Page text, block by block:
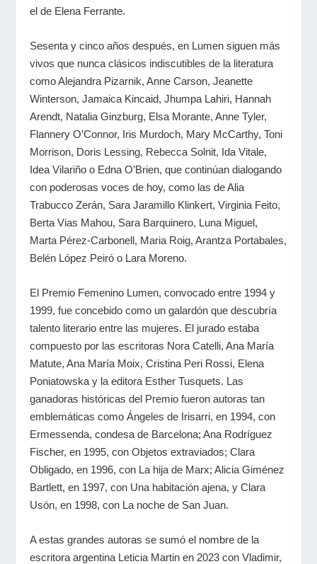
el de Elena Ferrante.
Sesenta y cinco años después, en Lumen siguen más
vivos que nunca clásicos indiscutibles de la literatura
como Alejandra Pizarnik, Anne Carson, Jeanette
Winterson, Jamaica Kincaid, Jhumpa Lahiri, Hannah
Arendt, Natalia Ginzburg, Elsa Morante, Anne Tyler,
Flannery O’Connor, Iris Murdoch, Mary McCarthy, Toni
Morrison, Doris Lessing, Rebecca Solnit, Ida Vitale,
Idea Vilariño o Edna O’Brien, que continúan dialogando
con poderosas voces de hoy, como las de Alia
Trabucco Zerán, Sara Jaramillo Klinkert, Virginia Feito,
Berta Vias Mahou, Sara Barquinero, Luna Miguel,
Marta Pérez-Carbonell, Maria Roig, Arantza Portabales,
Belén López Peiró o Lara Moreno.
El Premio Femenino Lumen, convocado entre 1994 y
1999, fue concebido como un galardón que descubría
talento literario entre las mujeres. El jurado estaba
compuesto por las escritoras Nora Catelli, Ana María
Matute, Ana María Moix, Cristina Peri Rossi, Elena
Poniatowska y la editora Esther Tusquets. Las
ganadoras históricas del Premio fueron autoras tan
emblemáticas como Ángeles de Irisarri, en 1994, con
Ermessenda, condesa de Barcelona; Ana Rodríguez
Fischer, en 1995, con Objetos extraviados; Clara
Obligado, en 1996, con La hija de Marx; Alicia Giménez
Bartlett, en 1997, con Una habitación ajena, y Clara
Usón, en 1998, con La noche de San Juan.
A estas grandes autoras se sumó el nombre de la
escritora argentina Leticia Martin en 2023 con Vladimir,